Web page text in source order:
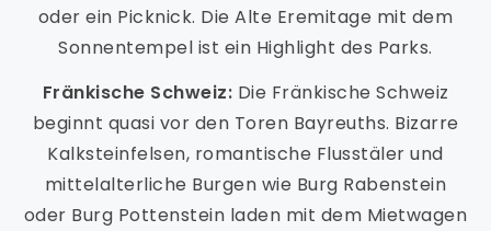
oder ein Picknick. Die Alte Eremitage mit dem
Sonnentempel ist ein Highlight des Parks.
Fränkische Schweiz: Die Fränkische Schweiz
beginnt quasi vor den Toren Bayreuths. Bizarre
Kalksteinfelsen, romantische Flusstäler und
mittelalterliche Burgen wie Burg Rabenstein
oder Burg Pottenstein laden mit dem Mietwagen